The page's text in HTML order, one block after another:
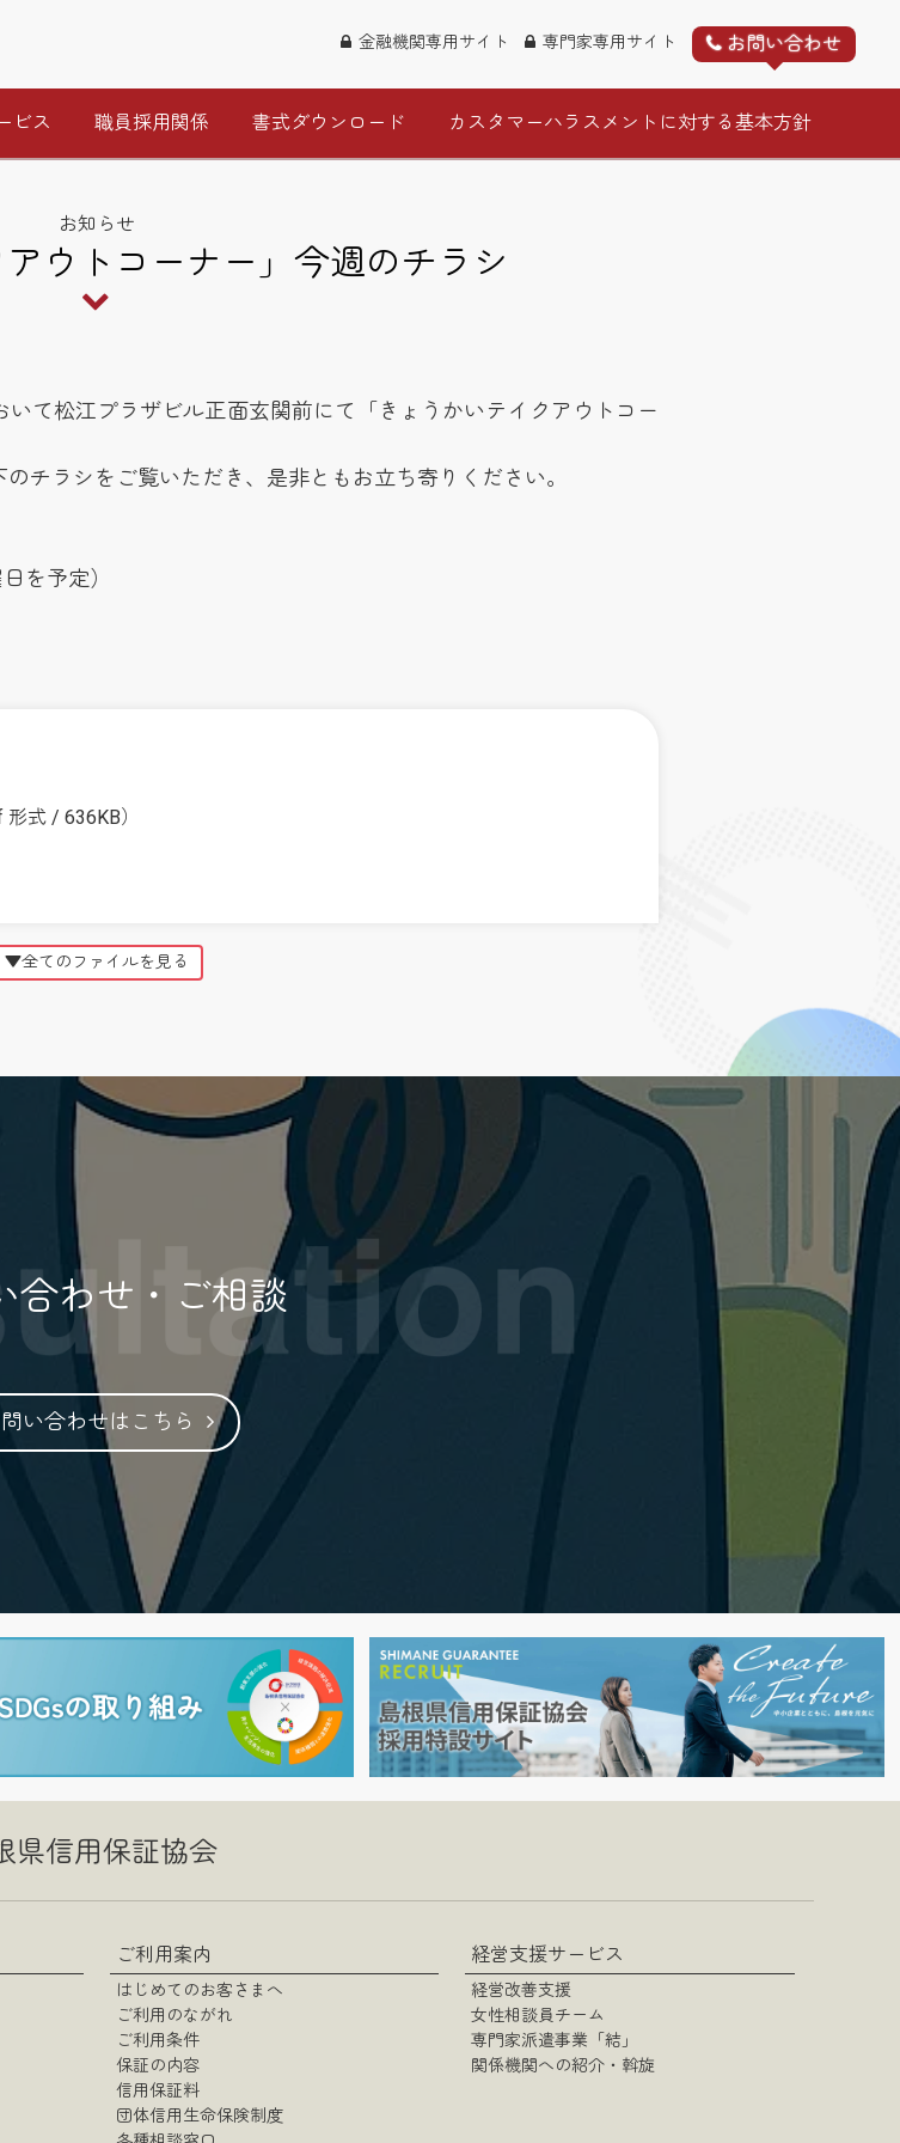
金融機関専用サイト 専門家専用サイト お問い合わせ
ビス 職員採用関係 書式ダウンロード カスタマーハラスメントに対する基本方針
お知らせ
ウトコーナー」今週のチラシ
て松江プラザビル正面玄関前にて「きょうかいテイクアウトコー
チラシをご覧いただき、是非ともお立ち寄りください。
予定）
形式 / 636KB）
（pdf 形式 / 773KB）
（pdf 形式 / 817KB）
（pdf 形式 / 766KB）
（pdf 形式 / 844KB）
▼全てのファイルを見る
合わせ・ご相談
い合わせはこちら
県信用保証協会
ご利用案内
はじめてのお客さまへ
ご利用のながれ
ご利用条件
保証の内容
信用保証料
団体信用生命保険制度
経営支援サービス
経営改善支援
女性相談員チーム
専門家派遣事業「結」
関係機関への紹介・斡旋